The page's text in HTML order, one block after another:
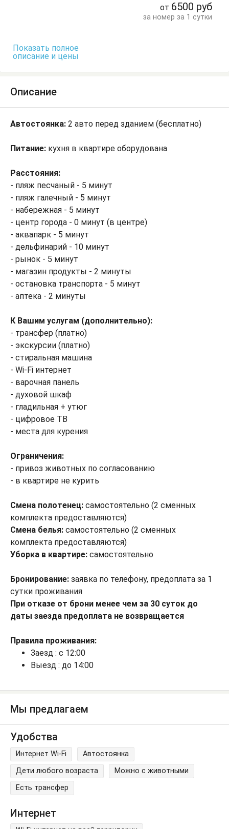
Стулья
от 6500 руб
за номер за 1 сутки
Показать полное
описание и цены
Описание
Автостоянка: 2 авто перед зданием (бесплатно)
Питание: кухня в квартире оборудована
Расстояния:
- пляж песчаный - 5 минут
- пляж галечный - 5 минут
- набережная - 5 минут
- центр города - 0 минут (в центре)
- аквапарк - 5 минут
- дельфинарий - 10 минут
- рынок - 5 минут
- магазин продукты - 2 минуты
- остановка транспорта - 5 минут
- аптека - 2 минуты
К Вашим услугам (дополнительно):
- трансфер (платно)
- экскурсии (платно)
- стиральная машина
- Wi-Fi интернет
- варочная панель
- духовой шкаф
- гладильная + утюг
- цифровое ТВ
- места для курения
Ограничения:
- привоз животных по согласованию
- в квартире не курить
Смена полотенец: самостоятельно (2 сменных
комплекта предоставляются)
Смена белья: самостоятельно (2 сменных
комплекта предоставляются)
Уборка в квартире: самостоятельно
Бронирование: заявка по телефону, предоплата за 1
сутки проживания
При отказе от брони менее чем за 30 суток до
даты заезда предоплата не возвращается
Правила проживания:
Заезд : с 12:00
Выезд : до 14:00
Мы предлагаем
Удобства
Интернет Wi-Fi
Автостоянка
Дети любого возраста
Можно с животными
Есть трансфер
Интернет